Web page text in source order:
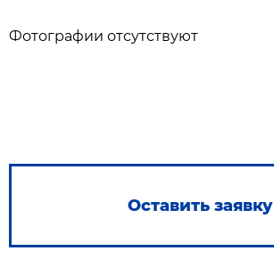
Фотографии отсутствуют
Оставить заявку